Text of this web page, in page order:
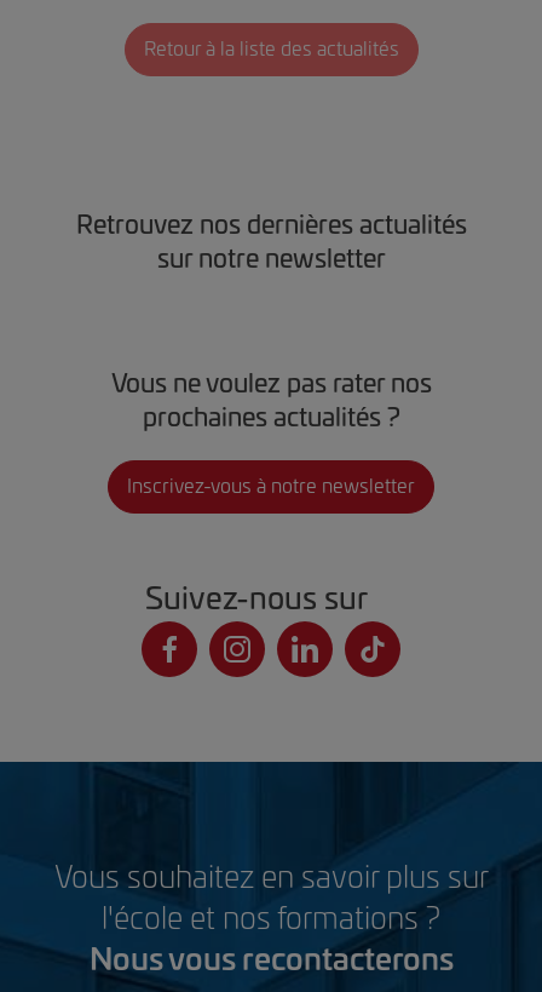
Retour à la liste des actualités
Retrouvez nos dernières actualités
sur notre newsletter
Vous ne voulez pas rater nos
prochaines actualités ?
Inscrivez-vous à notre newsletter
Suivez-nous sur
Vous souhaitez en savoir plus sur
l'école et nos formations ?
Nous vous recontacterons